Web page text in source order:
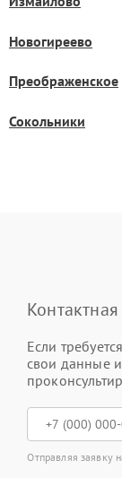
Новогиреево
Преображенское
Сокольники
Если
свои данные
Отправляя заявку